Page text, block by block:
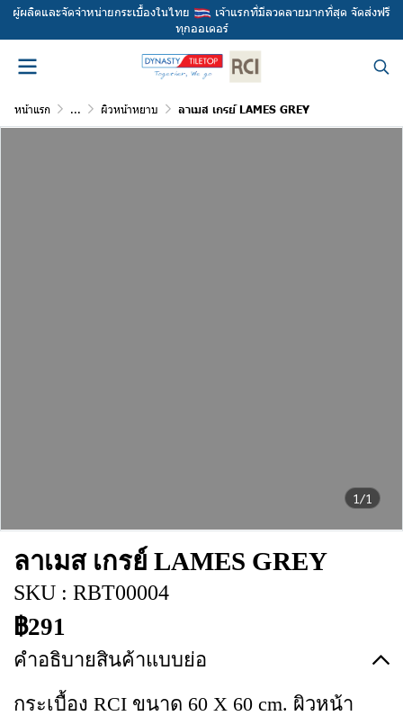
ผู้ผลิตและจัดจำหน่ายกระเบื้องในไทย
เจ้าแรกที่มีลวดลายมากที่สุด จัดส่งฟรี
ทุกออเดอร์
หน้าแรก ... ผิวหน้าหยาบ ลาเมส เกรย์ LAMES GREY
1/1
ลาเมส เกรย์ LAMES GREY
SKU : RBT00004
฿291
คำอธิบายสินค้าแบบย่อ
กระเบื้อง RCI ขนาด 60 X 60 cm. ผิวหน้า